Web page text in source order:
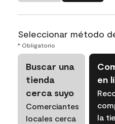
Seleccionar método
* Obligatorio
Buscar una
tienda
cerca suyo
Comerciantes
locales cerca
en
la